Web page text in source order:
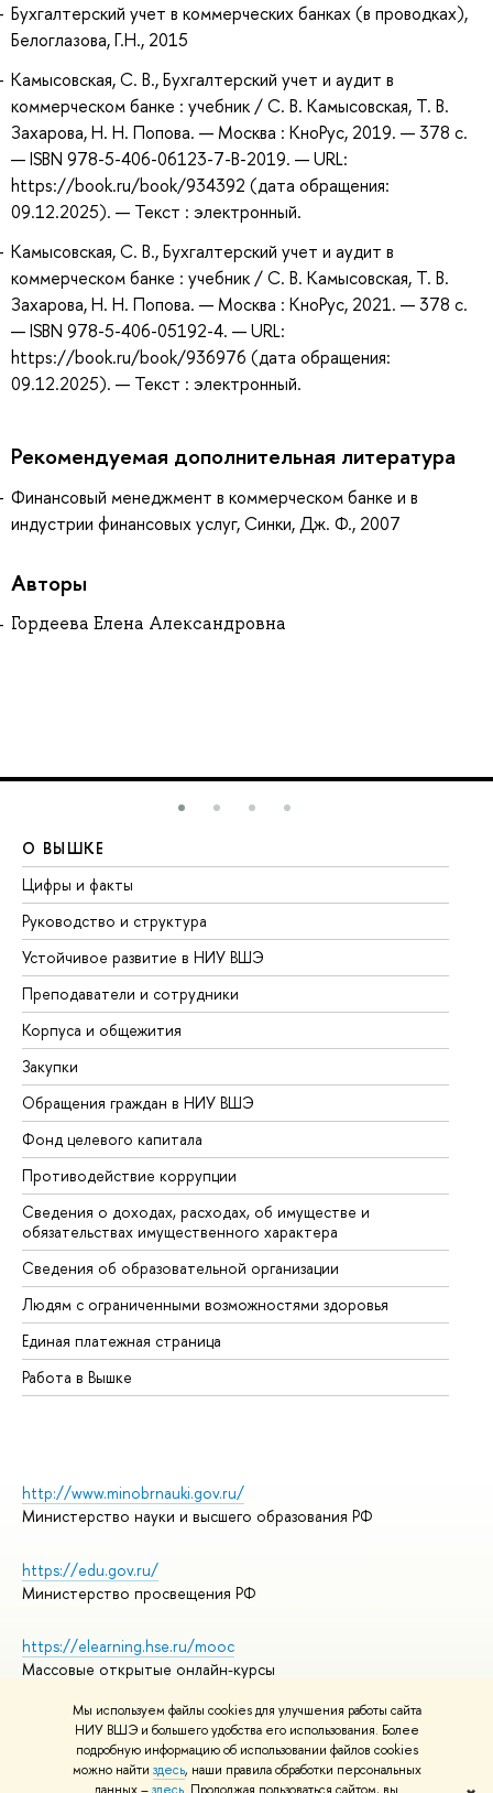
Мы используем файлы cookies для улучшения работы сайта
НИУ ВШЭ и большего удобства его использования. Более
подробную информацию об использовании файлов cookies
можно найти здесь, наши правила обработки персональных
Бухгалтерский учет в коммерческих банках (в проводках),
Белоглазова, Г.Н., 2015
Камысовская, С. В., Бухгалтерский учет и аудит в
коммерческом банке : учебник / С. В. Камысовская, Т. В.
Захарова, Н. Н. Попова. — Москва : КноРус, 2019. — 378 с.
— ISBN 978-5-406-06123-7-B-2019. — URL:
https://book.ru/book/934392 (дата обращения:
09.12.2025). — Текст : электронный.
Камысовская, С. В., Бухгалтерский учет и аудит в
коммерческом банке : учебник / С. В. Камысовская, Т. В.
Захарова, Н. Н. Попова. — Москва : КноРус, 2021. — 378 с.
— ISBN 978-5-406-05192-4. — URL:
https://book.ru/book/936976 (дата обращения:
09.12.2025). — Текст : электронный.
Рекомендуемая дополнительная литература
Финансовый менеджмент в коммерческом банке и в
индустрии финансовых услуг, Синки, Дж. Ф., 2007
Авторы
Гордеева Елена Александровна
О ВЫШКЕ
Цифры и факты
Руководство и структура
Устойчивое развитие в НИУ ВШЭ
Преподаватели и сотрудники
Корпуса и общежития
Закупки
Обращения граждан в НИУ ВШЭ
Фонд целевого капитала
Противодействие коррупции
Сведения о доходах, расходах, об имуществе и
обязательствах имущественного характера
Сведения об образовательной организации
Людям с ограниченными возможностями здоровья
Единая платежная страница
Работа в Вышке
http://www.minobrnauki.gov.ru/
Министерство науки и высшего образования РФ
https://edu.gov.ru/
Министерство просвещения РФ
https://elearning.hse.ru/mooc
Массовые открытые онлайн-курсы
© НИУ ВШЭ 1993–2026
Адреса и контакты
Условия использования материалов